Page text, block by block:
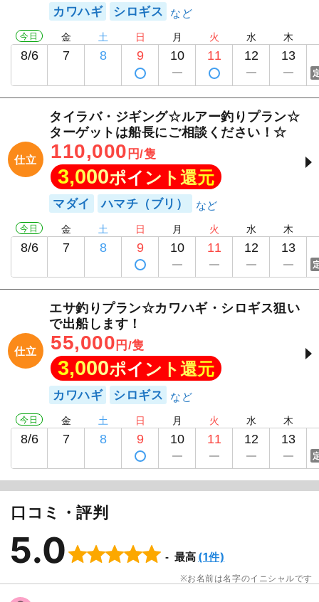
カワハギ シロギス
今日
8/6
金
7
土
8
日
9
月
10
火
11
水
12
木
13
仕立
タイラバ・ジギング☆ルアー釣りプラン☆
ターゲットは船長にご相談ください！☆
110,000 円/隻
3,000ポイント還元
マダイ ハマチ（ブリ）
今日
8/6
金
7
土
8
日
9
月
10
火
11
水
12
木
13
仕立
エサ釣りプラン☆カワハギ・シロギス狙い
で出船します！
55,000 円/隻
3,000ポイント還元
カワハギ シロギス
今日
8/6
金
7
土
8
日
9
月
10
火
11
水
12
木
13
口コミ・評判
5.0 最高 (1件)
お名前は名字のイニシャルです